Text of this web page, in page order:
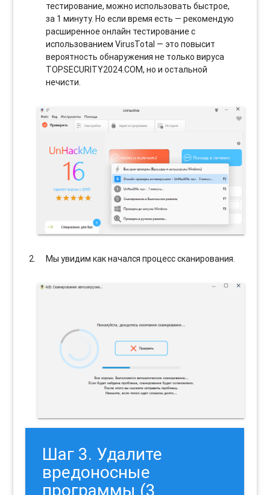
тестирование, можно использовать быстрое,
за 1 минуту. Но если время есть — рекомендую
расширенное онлайн тестирование с
использованием VirusTotal — это повысит
вероятность обнаружения не только вируса
TOPSECURITY2024.COM, но и остальной
нечисти.
Мы увидим как начался процесс сканирования.
Шаг 3. Удалите
вредоносные
программы (3